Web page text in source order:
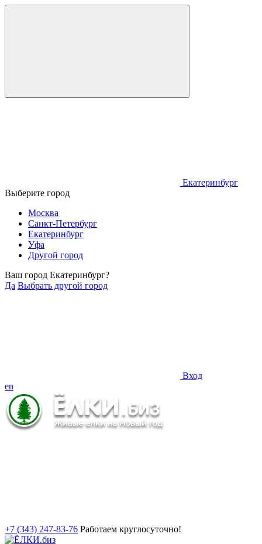
Екатеринбург
Выберите город
Москва
Санкт-Петербург
Екатеринбург
Уфа
Другой город
Ваш город Екатеринбург?
Да Выбрать другой город
Вход
en
+7 (343) 247-83-76 Работаем круглосуточно!